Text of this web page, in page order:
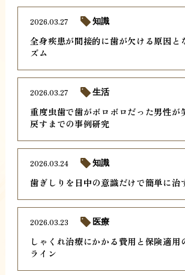
全身疾患が間接的に歯が欠ける原因と
ズム
2026.03.27 知識
重度虫歯で歯がボロボロだった男性が
戻すまでの事例研究
2026.03.27 生活
歯ぎしりを日中の意識だけで簡単に治
2026.03.24 知識
しゃくれ治療にかかる費用と保険適用
ライン
2026.03.23 医療